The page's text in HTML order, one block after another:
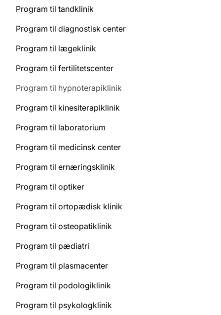
Program til tandklinik
Program til diagnostisk center
Program til lægeklinik
Program til fertilitetscenter
Program til hypnoterapiklinik
Program til kinesiterapiklinik
Program til laboratorium
Program til medicinsk center
Program til ernæringsklinik
Program til optiker
Program til ortopædisk klinik
Program til osteopatiklinik
Program til pædiatri
Program til plasmacenter
Program til podologiklinik
Program til psykologklinik